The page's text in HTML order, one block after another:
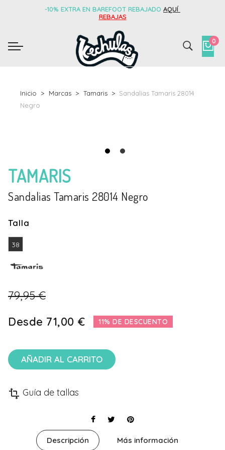
-10% EXTRA EN BAREFOOT REBAJADO AQUÍ
REBAJAS
0
Inicio Marcas Tamaris
Sandalias Tamaris 28014
Negro
TAMARIS
Sandalias Tamaris 28014 Negro
Talla
38
79,95 €
Desde 71,00 € 11% DE DESCUENTO
AÑADIR AL CARRITO
transform Guía de tallas
Descripción Más información